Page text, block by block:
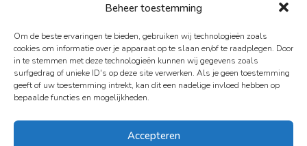
Beheer toestemming
Om de beste ervaringen te bieden, gebruiken wij technologieën zoals
cookies om informatie over je apparaat op te slaan en/of te raadplegen. Door
in te stemmen met deze technologieën kunnen wij gegevens zoals
surfgedrag of unieke ID's op deze site verwerken. Als je geen toestemming
geeft of uw toestemming intrekt, kan dit een nadelige invloed hebben op
bepaalde functies en mogelijkheden.
Accepteren
Activiteiten
Nieuws
Contact
Doneren
De sfeer was warm en vrolijk: verhalen in het Engels,